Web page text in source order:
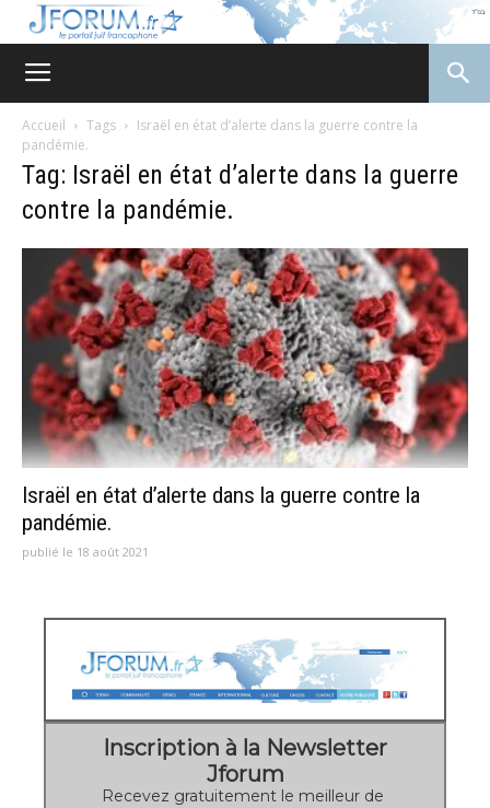
Accueil Tags
Israël en état d’alerte dans la guerre contre la
pandémie.
Tag: Israël en état d’alerte dans la guerre
contre la pandémie.
Israël en état d’alerte dans la guerre contre la
pandémie.
publié le 18 août 2021
Inscription à la Newsletter
Jforum
Recevez gratuitement le meilleur de